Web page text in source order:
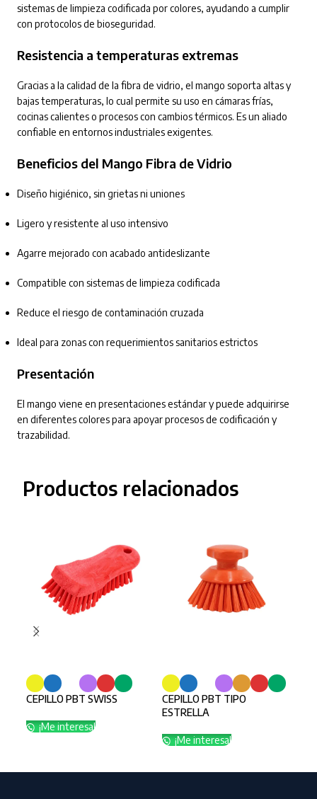
sistemas de limpieza codificada por colores, ayudando a cumplir
con protocolos de bioseguridad.
Resistencia a temperaturas extremas
Gracias a la calidad de la fibra de vidrio, el mango soporta altas y
bajas temperaturas, lo cual permite su uso en cámaras frías,
cocinas calientes o procesos con cambios térmicos. Es un aliado
confiable en entornos industriales exigentes.
Beneficios del Mango Fibra de Vidrio
Diseño higiénico, sin grietas ni uniones
Ligero y resistente al uso intensivo
Agarre mejorado con acabado antideslizante
Compatible con sistemas de limpieza codificada
Reduce el riesgo de contaminación cruzada
Ideal para zonas con requerimientos sanitarios estrictos
Presentación
El mango viene en presentaciones estándar y puede adquirirse
en diferentes colores para apoyar procesos de codificación y
trazabilidad.
Productos relacionados
CEPILLO PBT SWISS
¡Me interesa!
CEPILLO PBT TIPO
ESTRELLA
¡Me interesa!